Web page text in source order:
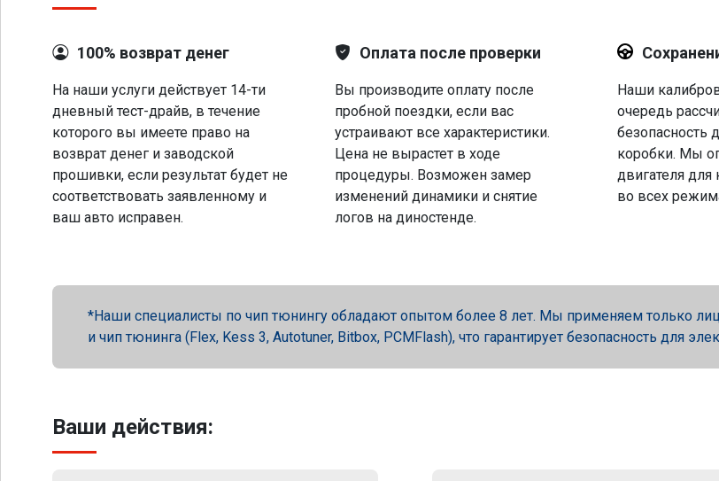
100% возврат денег
На наши услуги действует 14-ти
дневный тест-драйв, в течение
которого вы имеете право на
возврат денег и заводской
прошивки, если результат будет не
соответствовать заявленному и
ваш авто исправен.
Оплата после проверки
Вы производите оплату после
пробной поездки, если вас
устраивают все характеристики.
Цена не вырастет в ходе
процедуры. Возможен замер
изменений динамики и снятие
логов на диностенде.
Наши
очередь
безопасность
коробки. Мы
двигателя
во всех
Наши специалисты по чип тюнингу обладают опытом более 8 лет. Мы применяем только
и чип тюнинга (Flex, Kess 3, Autotuner, Bitbox, PCMFlash), что гарантирует безопасность для
Ваши действия: